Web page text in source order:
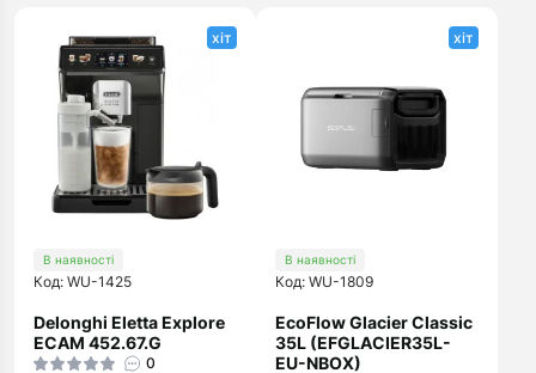
хіт
В наявності
Код: WU-1425
Delonghi Eletta Explore
ECAM 452.67.G
0
хіт
В наявності
Код: WU-1809
EcoFlow Glacier Classic
35L (EFGLACIER35L-
EU-NBOX)